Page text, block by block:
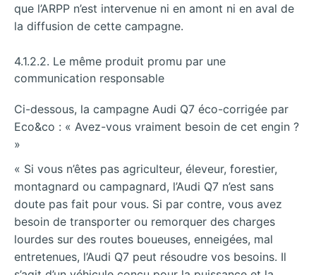
que l’ARPP n’est intervenue ni en amont ni en aval de
la diffusion de cette campagne.
4.1.2.2. Le même produit promu par une
communication responsable
Ci-dessous, la campagne Audi Q7 éco-corrigée par
Eco&co : « Avez-vous vraiment besoin de cet engin ?
»
« Si vous n’êtes pas agriculteur, éleveur, forestier,
montagnard ou campagnard, l’Audi Q7 n’est sans
doute pas fait pour vous. Si par contre, vous avez
besoin de transporter ou remorquer des charges
lourdes sur des routes boueuses, enneigées, mal
entretenues, l’Audi Q7 peut résoudre vos besoins. Il